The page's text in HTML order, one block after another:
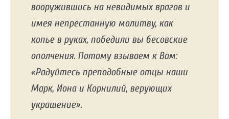
вооружившись на невидимых врагов и
имея непрестанную молитву, как
копье в руках, победили вы бесовские
ополчения. Потому взываем к Вам:
«Радуйтесь преподобные отцы наши
Марк, Иона и Корнилий, верующих
украшение».